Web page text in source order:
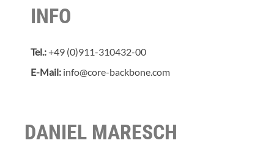
INFO
Tel.:+49 (0)911-310432-00
E-Mail: info@core-backbone.com
DANIEL MARESCH